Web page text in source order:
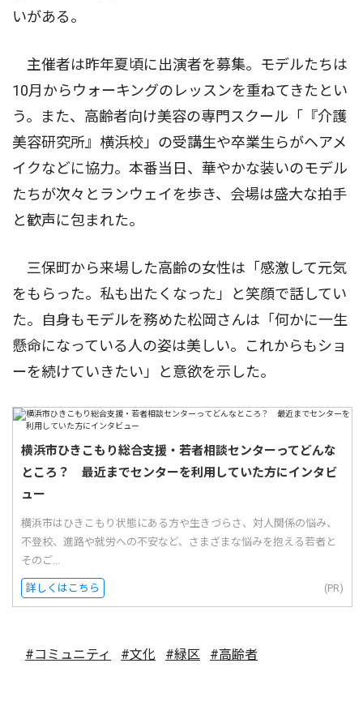
いがある。
主催者は昨年夏頃に出演者を募集。モデルたちは
10月からウォーキングのレッスンを重ねてきたとい
う。また、高齢者向け美容の専門スクール「『介護
美容研究所』横浜校」の受講生や卒業生らがヘアメ
イクなどに協力。本番当日、華やかな装いのモデル
たちが次々とランウェイを歩き、会場は盛大な拍手
と歓声に包まれた。
三保町から来場した高齢の女性は「感激して元気
をもらった。私も出たくなった」と笑顔で話してい
た。自身もモデルを務めた松岡さんは「何かに一生
懸命になっている人の姿は美しい。これからもショ
ーを続けていきたい」と意欲を示した。
横浜市ひきこもり総合支援・若者相談センターってどんな
ところ？ 最近までセンターを利用していた方にインタビ
ュー
横浜市はひきこもり状態にある方や生きづらさ、対人関係の悩み、
不登校、進路や就労への不安など、さまざまな悩みを抱える若者と
そのご...
詳しくはこちら (PR)
#コミュニティ #文化 #緑区 #高齢者